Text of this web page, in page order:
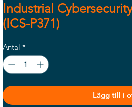
Industrial
(ICS-P371)
Antal *
Lägg till i